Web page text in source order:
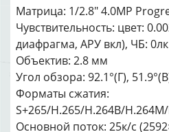
Матрица: 1/2.8" 4.0MP
Чувствительность: цвет:
диафрагма, АРУ вкл), ЧБ:
Объектив: 2.8 мм
Угол обзора: 92.1°(Г),
Форматы сжатия:
S+265/H.265/H.264B/
Основной поток: 25к/с